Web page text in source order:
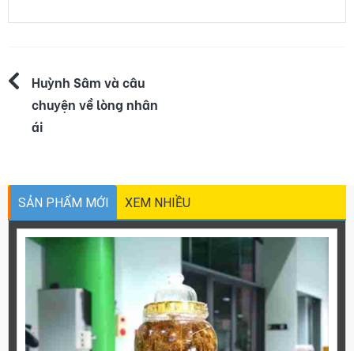
Điều
hướng
viết
Huỳnh Sâm và câu
chuyện về lòng nhân
ái
SẢN PHẨM MỚI XEM NHIỀU